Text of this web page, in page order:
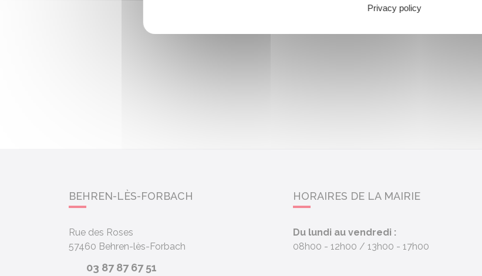
BEHREN-LÈS-FORBACH
Rue des Roses
57460 Behren-lès-Forbach
03 87 87 67 51
HORAIRES DE LA MAIRIE
Du lundi au vendredi :
08h00 - 12h00
13h00 - 17h00
Privacy policy